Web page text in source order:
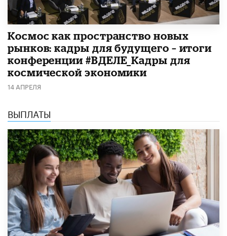
Космос как пространство новых
рынков: кадры для будущего – итоги
конференции #ВДЕЛЕ_Кадры для
космической экономики
14 АПРЕЛЯ
ВЫПЛАТЫ